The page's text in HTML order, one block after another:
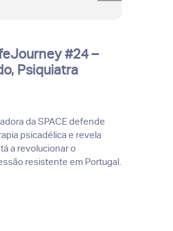
#24 –
Psiquiatra
da SPACE defende
psicadélica e revela
a revolucionar o
resistente em Portugal.